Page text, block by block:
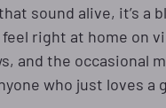
sound alive, it’s a
right at home on
and the occasional
who just loves a